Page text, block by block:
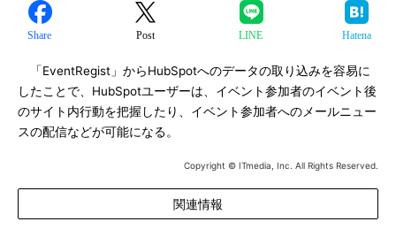
Share Post LINE Hatena
「EventRegist」からHubSpotへのデータの取り込みを容易に
したことで、HubSpotユーザーは、イベント参加者のイベント後
のサイト内行動を把握したり、イベント参加者へのメールニュー
スの配信などが可能になる。
Copyright © ITmedia, Inc. All Rights Reserved.
関連情報